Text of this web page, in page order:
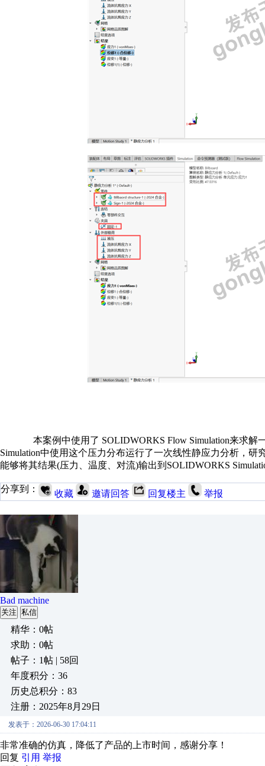
本案例中使用了 SOLIDWORKS Flow Simulation来求解
Simulation中使用这个压力分布运行了一次线性静应力分析，研
能够将其结果(压力、温度、对流)输出到 SOLIDWORKS
分享到： 收藏 邀请回答 回复楼主 举报
Bad machine
关注 私信
精华：0帖
求助：0帖
帖子：1帖 | 58回
年度积分：36
历史总积分：83
注册：2025年8月29日
发表于：2026-06-30 17:04:11
非常准确的仿真，降低了产品的上市时间，感谢分享！
回复 引用 举报